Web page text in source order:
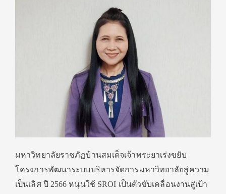
มหาวิทยาลัยราชภัฏบ้านสมเด็จเจ้าพระยาเร่งขยับ
โครงการพัฒนาระบบบริหารจัดการมหาวิทยาลัยสู่ความ
เป็นเลิศ ปี 2566 หนุนใช้ SROI เป็นตัวขับเคลื่อนงานสู่เป้า